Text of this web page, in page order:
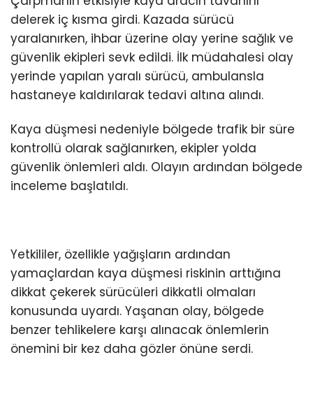
delerek iç kısma girdi. Kazada sürücü
yaralanırken, ihbar üzerine olay yerine sağlık ve
güvenlik ekipleri sevk edildi. İlk müdahalesi olay
yerinde yapılan yaralı sürücü, ambulansla
hastaneye kaldırılarak tedavi altına alındı.
Kaya düşmesi nedeniyle bölgede trafik bir süre
kontrollü olarak sağlanırken, ekipler yolda
güvenlik önlemleri aldı. Olayın ardından bölgede
inceleme başlatıldı.
Yetkililer, özellikle yağışların ardından
yamaçlardan kaya düşmesi riskinin arttığına
dikkat çekerek sürücüleri dikkatli olmaları
konusunda uyardı. Yaşanan olay, bölgede
benzer tehlikelere karşı alınacak önlemlerin
önemini bir kez daha gözler önüne serdi.